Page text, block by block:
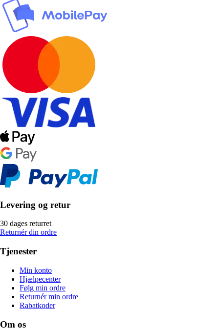
Levering og retur
30 dages returret
Returnér din ordre
Tjenester
Min konto
Hjælpecenter
Følg min ordre
Returnér min ordre
Rabatkoder
Om os